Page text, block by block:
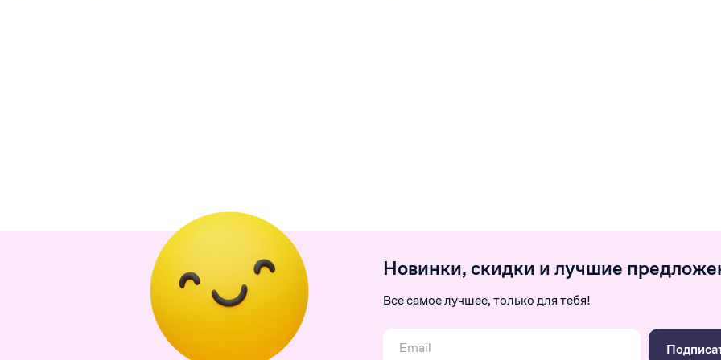
Новинки, скидки и лучшие
Все самое лучшее, только для тебя!